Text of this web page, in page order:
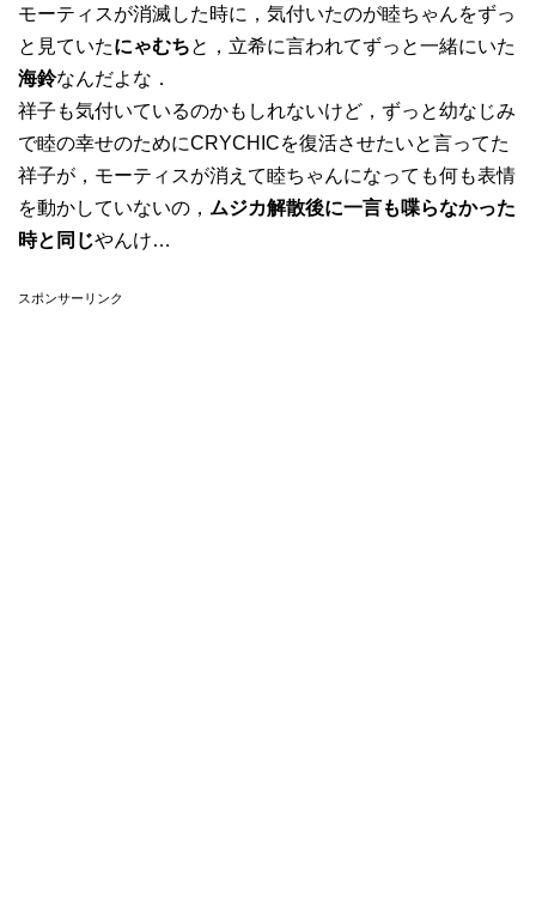
モーティスが消滅した時に，気付いたのが睦ちゃんをずっ
と見ていたにゃむちと，立希に言われてずっと一緒にいた
海鈴なんだよな．
祥子も気付いているのかもしれないけど，ずっと幼なじみ
で睦の幸せのためにCRYCHICを復活させたいと言ってた
祥子が，モーティスが消えて睦ちゃんになっても何も表情
を動かしていないの， ムジカ解散後に一言も喋らなかった
時と同じやんけ…
スポンサーリンク